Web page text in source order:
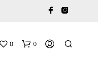
0 0